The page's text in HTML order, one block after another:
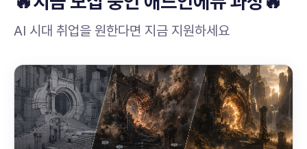
AI 시대 취업을 원한다면 지금 지원하세요